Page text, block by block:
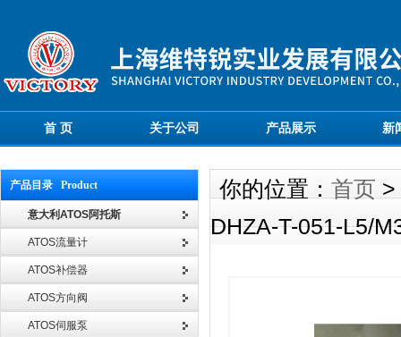
首 页 关于公司 产品展示 新
产品目录 Product
意大利ATOS阿托斯
ATOS流量计
ATOS补偿器
ATOS方向阀
ATOS伺服泵
你的位置： 首页 >
DHZA-T-051-L5/